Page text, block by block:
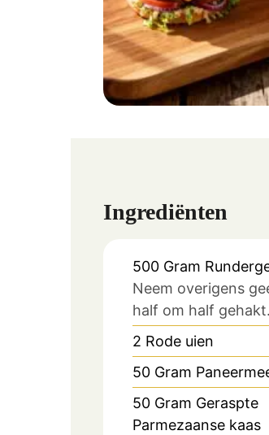
Ingrediënten
500 Gram
Neem overigens
half om half gehakt.
2 Rode uien
50 Gram
50 Gram Geraspte
Parmezaanse kaas